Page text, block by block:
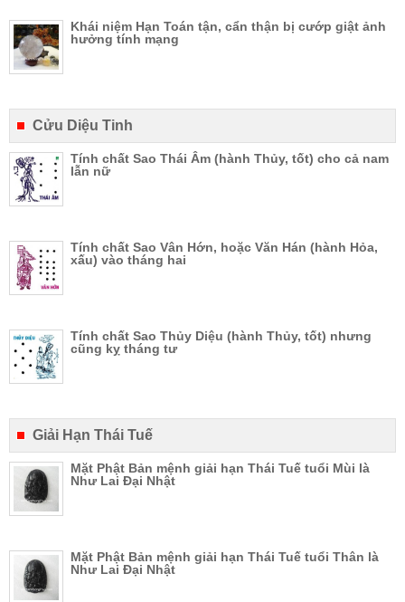
Khái niệm Hạn Toán tận, cẩn thận bị cướp giật ảnh
hưởng tính mạng
Cửu Diệu Tinh
Tính chất Sao Thái Âm (hành Thủy, tốt) cho cả nam
lẫn nữ
Tính chất Sao Vân Hớn, hoặc Văn Hán (hành Hỏa,
xấu) vào tháng hai
Tính chất Sao Thủy Diệu (hành Thủy, tốt) nhưng
cũng kỵ tháng tư
Giải Hạn Thái Tuế
Mặt Phật Bản mệnh giải hạn Thái Tuế tuổi Mùi là
Như Lai Đại Nhật
Mặt Phật Bản mệnh giải hạn Thái Tuế tuổi Thân là
Như Lai Đại Nhật